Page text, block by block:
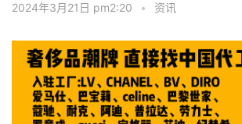
2024年3月21日 pm2:20 • 资讯